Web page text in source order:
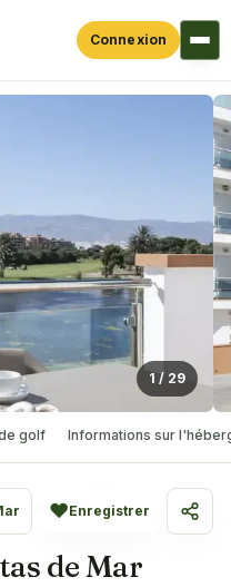
Connexion
1 / 29
golf Informations sur
♥Enregistrer
de Mar